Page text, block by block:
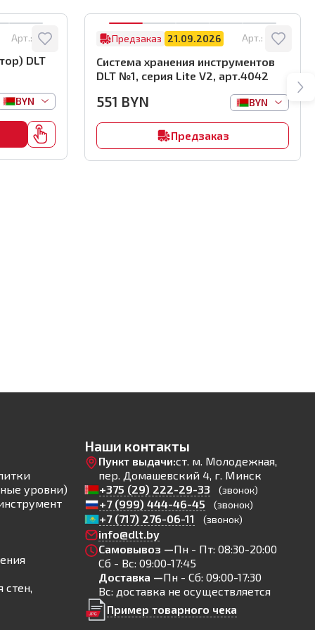
Арт.: 8122
DLT
BYN
Предзаказ 21.09.2026 Арт.: 4042
Система хранения инструментов
DLT №1, серия Lite V2, арт.4042
551 BYN BYN
Предзаказ
уровни)
Наши контакты
Пункт выдачи:ст. м. Молодежная,
пер. Домашевский 4, г. Минск
+375 (29) 222-29-33
(звонок)
+7 (999) 444-46-45 (звонок)
+7 (717) 276-06-11 (звонок)
info@dlt.by
Самовывоз —Пн - Пт: 08:30-20:00
Сб - Вс: 09:00-17:45
Доставка —Пн - Сб: 09:00-17:30
Вс: доставка не осуществляется
Пример товарного чека